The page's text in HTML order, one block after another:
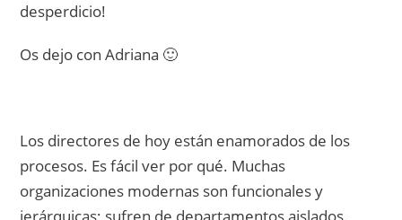
desperdicio!
Os dejo con Adriana 🙂
Los directores de hoy están enamorados de los
procesos. Es fácil ver por qué. Muchas
organizaciones modernas son funcionales y